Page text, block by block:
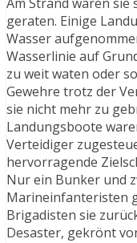
geraten. Einige
Wasser
Wasserlinie auf
zu weit waten oder
Gewehre trotz der
sie nicht mehr zu
Landungsboote
Verteidiger
hervorragende
Nur ein Bunker und
Marineinfanteristen
Brigadisten sie
Desaster, gekrönt